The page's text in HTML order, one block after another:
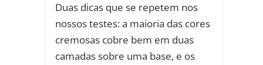
Duas dicas que se repetem nos
nossos testes: a maioria das cores
cremosas cobre bem em duas
camadas sobre uma base, e os